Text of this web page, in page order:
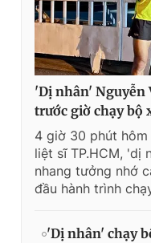
'Dị nhân' Nguyễn
trước giờ chạy bộ
4 giờ 30 phút
liệt sĩ TP.HCM, 'dị
nhang tưởng nhớ
đầu hành trình
'Dị nhân' chạy